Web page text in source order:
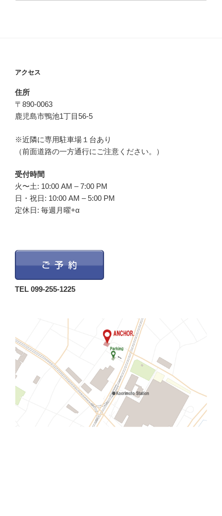
アクセス
住所
〒890-0063
鹿児島市鴨池1丁目56-5
※近隣に専用駐車場１台あり
（前面道路の一方通行にご注意ください。）
受付時間
火〜土: 10:00 AM – 7:00 PM
日・祝日: 10:00 AM – 5:00 PM
定休日: 毎週月曜+α
TEL 099-255-1225